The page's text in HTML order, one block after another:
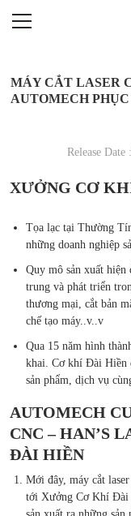
MÁY CẮT LASER
AUTOMECH
Release
XƯỞNG CƠ
Tọa lạc tại Thường
những doanh nghiệp
Quy mô sản xuất hiện
trung và phát triển
thương mại, cắt bản
chế tạo máy..v..v
Qua 15 năm hình
khai. Cơ khí Đài Hiền
sản phẩm, dịch vụ
AUTOMECH
CNC – HAN’S
ĐÀI HIỀN
Mới đây, máy cắt
tới Xưởng Cơ Khí Đài